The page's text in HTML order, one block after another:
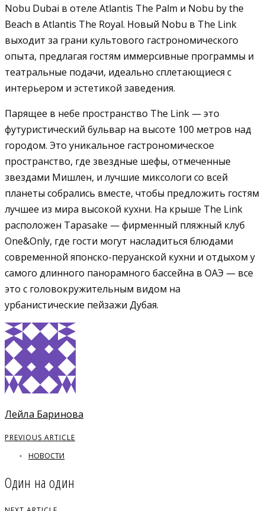
Nobu Dubai в отеле Atlantis The Palm и Nobu by the
Beach в Atlantis The Royal. Новый Nobu в The Link
выходит за грани культового гастрономического
опыта, предлагая гостям иммерсивные программы и
театральные подачи, идеально сплетающиеся с
интерьером и эстетикой заведения.
Парящее в небе пространство The Link — это
футуристический бульвар на высоте 100 метров над
городом. Это уникальное гастрономическое
пространство, где звездные шефы, отмеченные
звездами Мишлен, и лучшие миксологи со всей
планеты собрались вместе, чтобы предложить гостям
лучшее из мира высокой кухни. На крыше The Link
расположен Tapasake — фирменный пляжный клуб
One&Only, где гости могут насладиться блюдами
современной японско-перуанской кухни и отдыхом у
самого длинного панорамного бассейна в ОАЭ — все
это с головокружительным видом на
урбанистические пейзажи Дубая.
Лейла Баринова
PREVIOUS ARTICLE
НОВОСТИ
Один на один